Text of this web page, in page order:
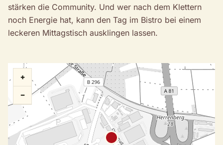
stärken die Community. Und wer nach dem Klettern
noch Energie hat, kann den Tag im Bistro bei einem
leckeren Mittagstisch ausklingen lassen.
+
−